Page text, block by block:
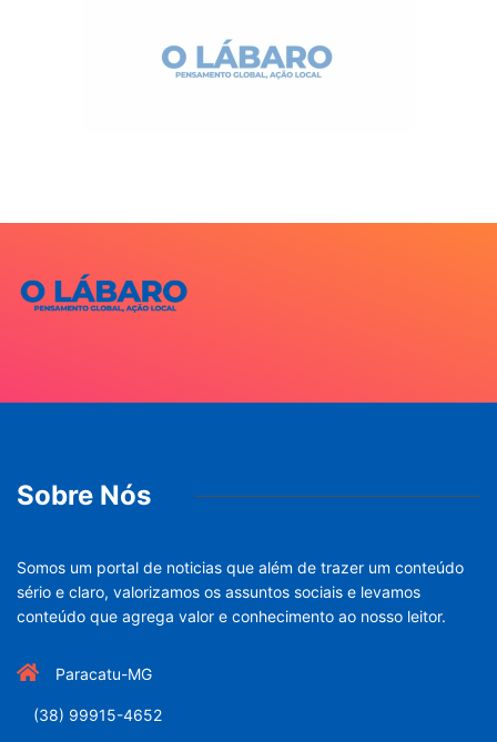
Sobre Nós
Somos um portal de noticias que além de trazer um conteúdo
sério e claro, valorizamos os assuntos sociais e levamos
conteúdo que agrega valor e conhecimento ao nosso leitor.
Paracatu-MG
(38) 99915-4652